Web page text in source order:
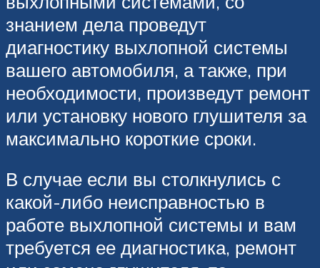
знанием дела проведут
диагностику выхлопной системы
вашего автомобиля, а также, при
необходимости, произведут ремонт
или установку нового глушителя за
максимально короткие сроки.
В случае если вы столкнулись с
какой-либо неисправностью в
работе выхлопной системы и вам
требуется ее диагностика, ремонт